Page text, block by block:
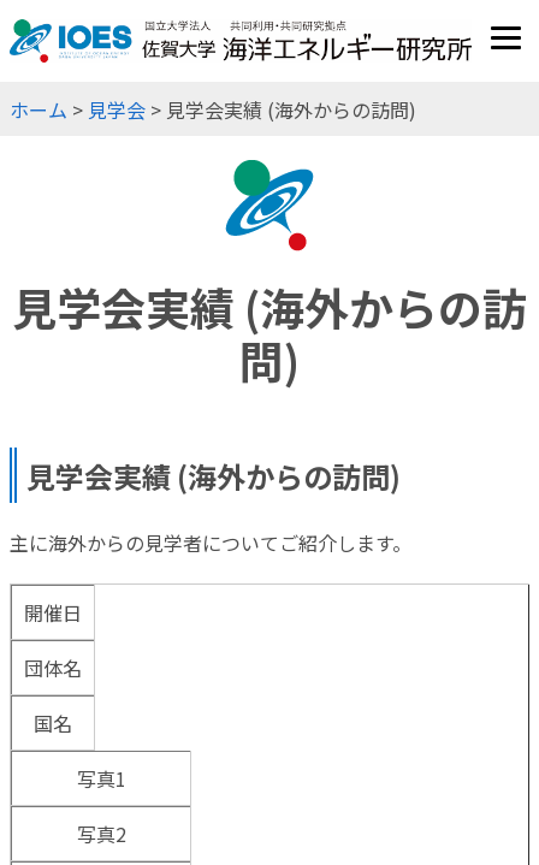
JP
EN
ホーム > 見学会 > 見学会実績 (海外からの訪問)
見学会実績 (海外からの訪
問)
見学会実績 (海外からの訪問)
主に海外からの見学者についてご紹介します。
開催日
団体名
国名
写真1
写真2